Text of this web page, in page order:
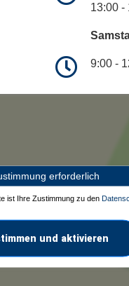
13:00 -
9:00 -
erforderlich
ist Ihre Zustimmung zu den
und aktivieren